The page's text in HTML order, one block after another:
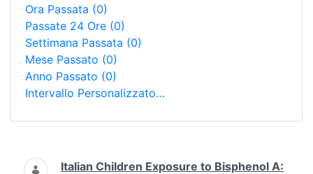
Ora Passata (0)
Passate 24 Ore (0)
Settimana Passata (0)
Mese Passato (0)
Anno Passato (0)
Intervallo Personalizzato…
Ricerca
Italian Children Exposure to Bisphenol A: